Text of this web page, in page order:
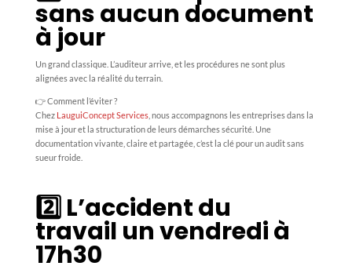
sans aucun document
à jour
Un grand classique. L’auditeur arrive, et les procédures ne sont plus
alignées avec la réalité du terrain.
👉 Comment l’éviter ?
Chez LauguiConcept Services, nous accompagnons les entreprises dans la
mise à jour et la structuration de leurs démarches sécurité. Une
documentation vivante, claire et partagée, c’est la clé pour un audit sans
sueur froide.
2️⃣ L’accident du
travail un vendredi à
17h30